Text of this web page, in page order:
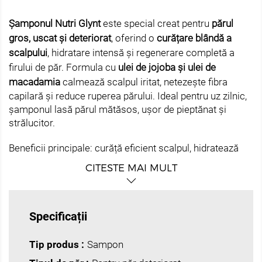
Șamponul Nutri Glynteste special creat pentru părul
gros, uscat și deteriorat, oferind o curățare blândă a
scalpului, hidratare intensă și regenerare completă a
firului de păr. Formula cu ulei de jojoba și ulei de
macadamia calmează scalpul iritat, netezește fibra
capilară și reduce ruperea părului. Ideal pentru uz zilnic,
șamponul lasă părul mătăsos, ușor de pieptănat și
strălucitor.
Beneficii principale: curăță eficient scalpul, hidratează
vârfurilor, conferă strălucire și nutriție.
potrivită de șampon, se spumează și se clătește bine.
Pentru rezultate optime, se recomandă utilizarea
împreună cu produsele din aceeași gamă Nutri.
CITESTE MAI MULT
Specificații
Tip produs : Sampon